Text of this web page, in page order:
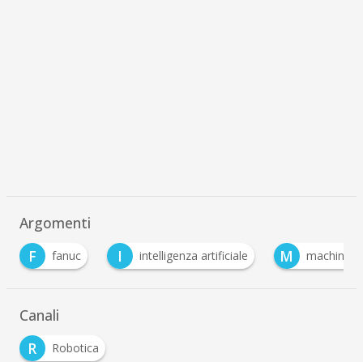
Argomenti
I
intelligenza artificiale M machine learning S
Canali
R
Robotica